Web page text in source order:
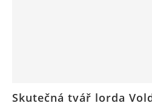
Skutečná tvář lorda